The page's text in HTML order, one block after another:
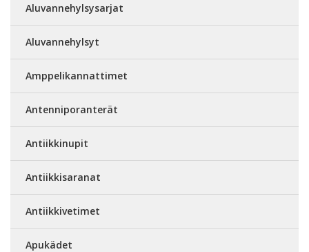
Aluvannehylsysarjat
Aluvannehylsyt
Amppelikannattimet
Antenniporanterät
Antiikkinupit
Antiikkisaranat
Antiikkivetimet
Apukädet